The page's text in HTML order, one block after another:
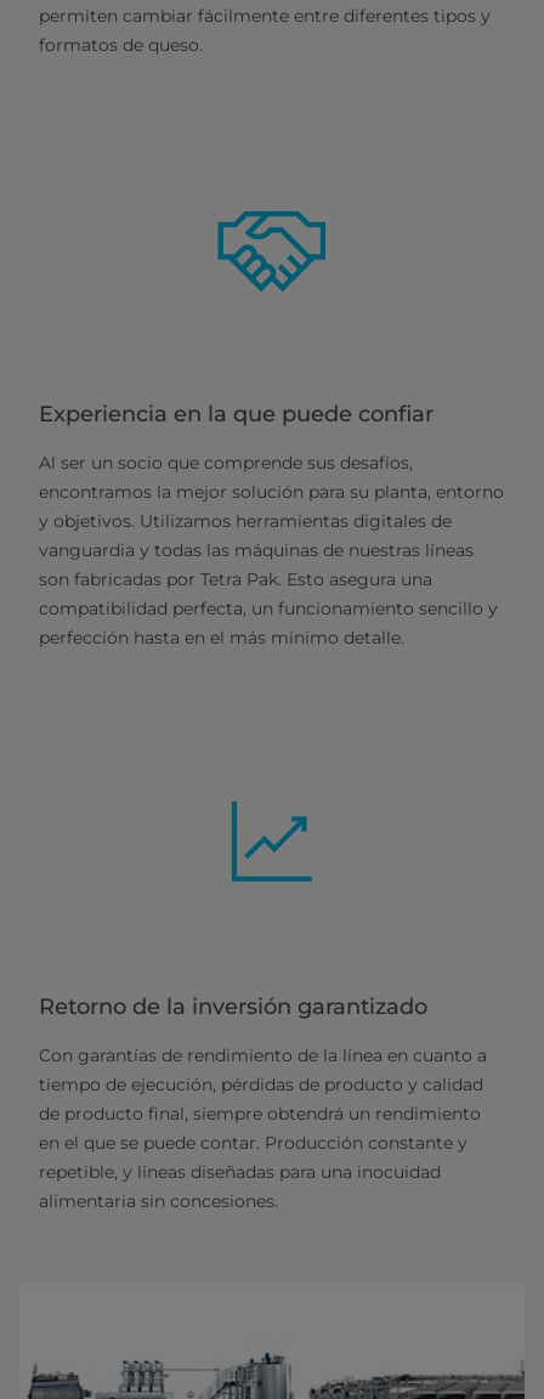
permiten cambiar fácilmente entre diferentes tipos y
formatos de queso.
Experiencia en la que puede confiar
Al ser un socio que comprende sus desafíos,
encontramos la mejor solución para su planta, entorno
y objetivos. Utilizamos herramientas digitales de
vanguardia y todas las máquinas de nuestras líneas
son fabricadas por Tetra Pak. Esto asegura una
compatibilidad perfecta, un funcionamiento sencillo y
perfección hasta en el más mínimo detalle.
Retorno de la inversión garantizado
Con garantías de rendimiento de la línea en cuanto a
tiempo de ejecución, pérdidas de producto y calidad
de producto final, siempre obtendrá un rendimiento
en el que se puede contar. Producción constante y
repetible, y líneas diseñadas para una inocuidad
alimentaria sin concesiones.